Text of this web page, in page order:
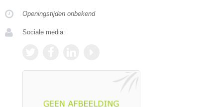
Openingstijden onbekend
Sociale media: